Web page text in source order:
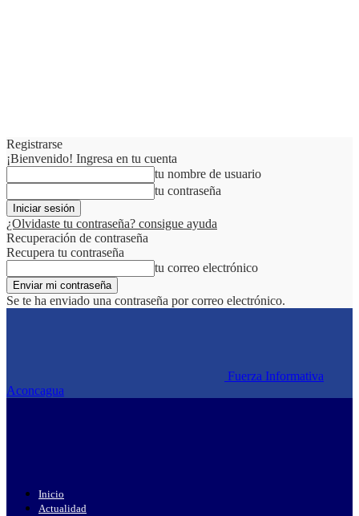
Registrarse
¡Bienvenido! Ingresa en tu cuenta
tu nombre de usuario
tu contraseña
¿Olvidaste tu contraseña? consigue ayuda
Recuperación de contraseña
Recupera tu contraseña
tu correo electrónico
Se te ha enviado una contraseña por correo electrónico.
Fuerza Informativa
Aconcagua
Inicio
Actualidad